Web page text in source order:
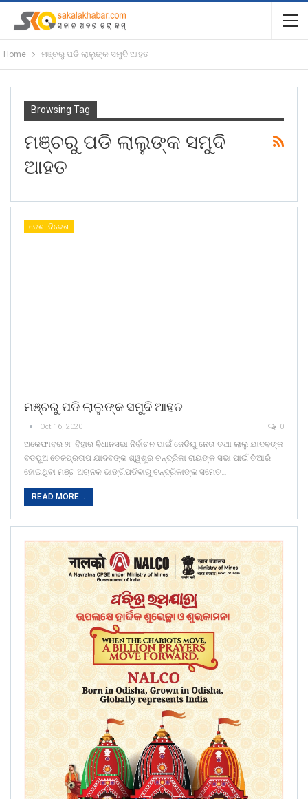
Home ମଞ୍ଚରୁ ପଡି ଲାଲୁଙ୍କ ସମୁଦି ଆହତ
Browsing Tag
ମଞ୍ଚରୁ ପଡି ଲାଲୁଙ୍କ ସମୁଦି
ଆହତ
ଦେଶ- ବିଦେଶ
ମଞ୍ଚରୁ ପଡି ଲାଲୁଙ୍କ ସମୁଦି ଆହତ
Oct 16, 2020 0
ଅକେଫାବର ୨୮ ବିହାର ବିଧାନସଭା ନିର୍ବାଚନ ପାଇଁ ଜେଡିୟୁ ନେତା ତଥା ଲାଲୁ ଯାଦବଙ୍କ
ବଡପୁଅ ତେଜପ୍ରତାପ ଯାଦବଙ୍କ ଶ୍ୱଶୁର ଚନ୍ଦ୍ରିକା ରାୟଙ୍କ ସଭା ପାଇଁ ତିଆରି
ହୋଇଥିବା ମଞ୍ଚ ଅଚାନକ ଭାଙ୍ଗିପଡିବାରୁ ଚନ୍ଦ୍ରିକାଙ୍କ ସମେତ…
READ MORE...